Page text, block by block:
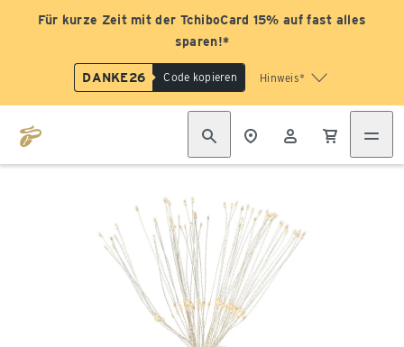
Für kurze Zeit mit der TchiboCard 15% auf fast alles
sparen!*
DANKE26 Code kopieren Hinweis*